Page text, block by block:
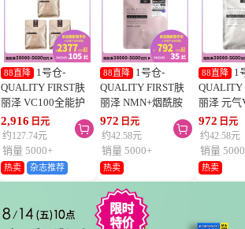
88直降
1号仓-
QUALITY FIRST肤
丽泽 VC100全能护
理面膜 7片 3个装
2,916 日元
约127.74元

销量 5000+
热卖 杂志推荐
88直降
1号仓-
QUALITY FIRST肤
丽泽 NMN+烟酰胺
多重焕活面膜 7片
972 日元
约42.58元

销量 5000+
热卖
88直降
1
QUALITY
丽泽 元气
白保湿面
维生素C
片
972 日元
约42.58元
销量
热卖